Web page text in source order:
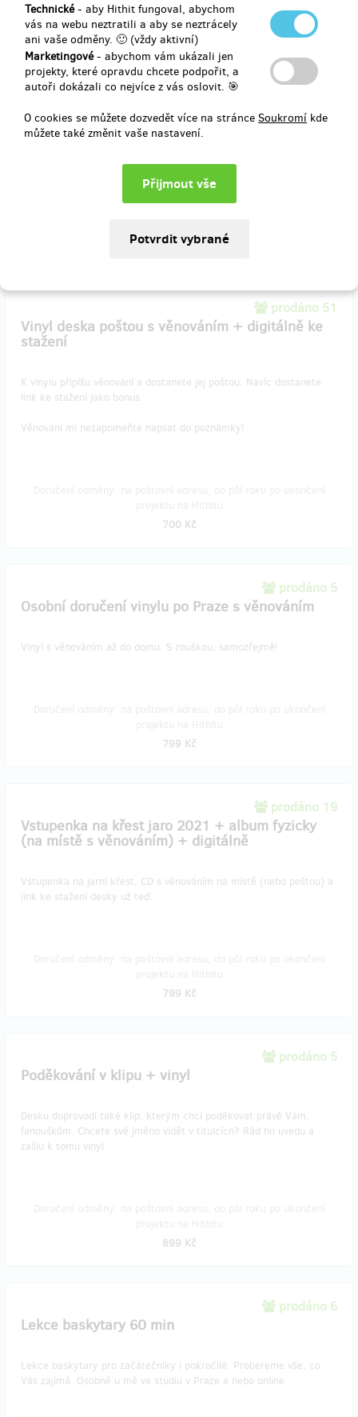
Technické- aby Hithit fungoval, abychom
vás na webu neztratili a aby se neztrácely
ani vaše odměny. 🙂 (vždy aktivní)
Marketingové- abychom vám ukázali jen
projekty, které opravdu chcete podpořit, a
autoři dokázali co nejvíce z vás oslovit. 🎯
O cookies se můžete dozvedět více na stránce Soukromí kde
můžete také změnit vaše nastavení.
prodáno 14
Vinylová deska osobně s věnováním + digitálně
ke stažení
K vinylu připíšu věnování a navíc dostanete link ke stažení jako
koncertě.
650 Kč
prodáno 51
Vinyl deska poštou s věnováním + digitálně ke
stažení
K vinylu připíšu věnování a dostanete jej poštou. Navíc dostanete
link ke stažení jako bonus.
Věnování mi nezapomeňte napsat do poznámky!
700 Kč
prodáno 5
Osobní doručení vinylu po Praze s věnováním
Vinyl s věnováním až do domu. S rouškou, samozřejmě!
799 Kč
prodáno 19
Vstupenka na křest jaro 2021 + album fyzicky
(na místě s věnováním) + digitálně
Vstupenka na jarní křest, CD s věnováním na místě (nebo poštou) a
link ke stažení desky už teď.
799 Kč
prodáno 5
Poděkování v klipu + vinyl
Desku doprovodí také klip, kterým chci poděkovat právě Vám,
fanouškům. Chcete své jméno vidět v titulcích? Rád ho uvedu a
zašlu k tomu vinyl.
899 Kč
prodáno 6
Lekce baskytary 60 min
Lekce baskytary pro začátečníky i pokročilé. Probereme vše, co
Vás zajímá. Osobně u mě ve studiu v Praze a nebo online.